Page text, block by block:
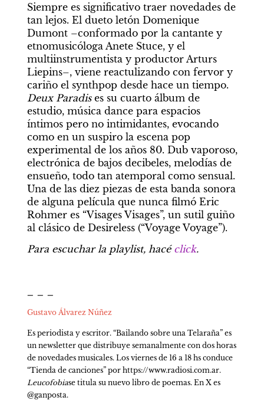
Siempre es significativo traer novedades de
tan lejos. El dueto letón Domenique
Dumont –conformado por la cantante y
etnomusicóloga Anete Stuce, y el
multiinstrumentista y productor Arturs
Liepins–, viene reactulizando con fervor y
Deux Paradis es su cuarto álbum de
estudio, música dance para espacios
íntimos pero no intimidantes, evocando
como en un suspiro la escena pop
experimental de los años 80. Dub vaporoso,
electrónica de bajos decibeles, melodías de
ensueño, todo tan atemporal como sensual.
Una de las diez piezas de esta banda sonora
de alguna película que nunca filmó Eric
Rohmer es “Visages Visages”, un sutil guiño
al clásico de Desireless (“Voyage Voyage”).
Para escuchar la playlist, hacé click.
Gustavo Álvarez Núñez
Es periodista y escritor. “Bailando sobre una Telaraña” es
un newsletter que distribuye semanalmente con dos horas
de novedades musicales. Los viernes de 16 a 18 hs conduce
“Tienda de canciones” por https://www.radiosi.com.ar.
Leucofobiase titula su nuevo libro de poemas. En X es
@ganposta.